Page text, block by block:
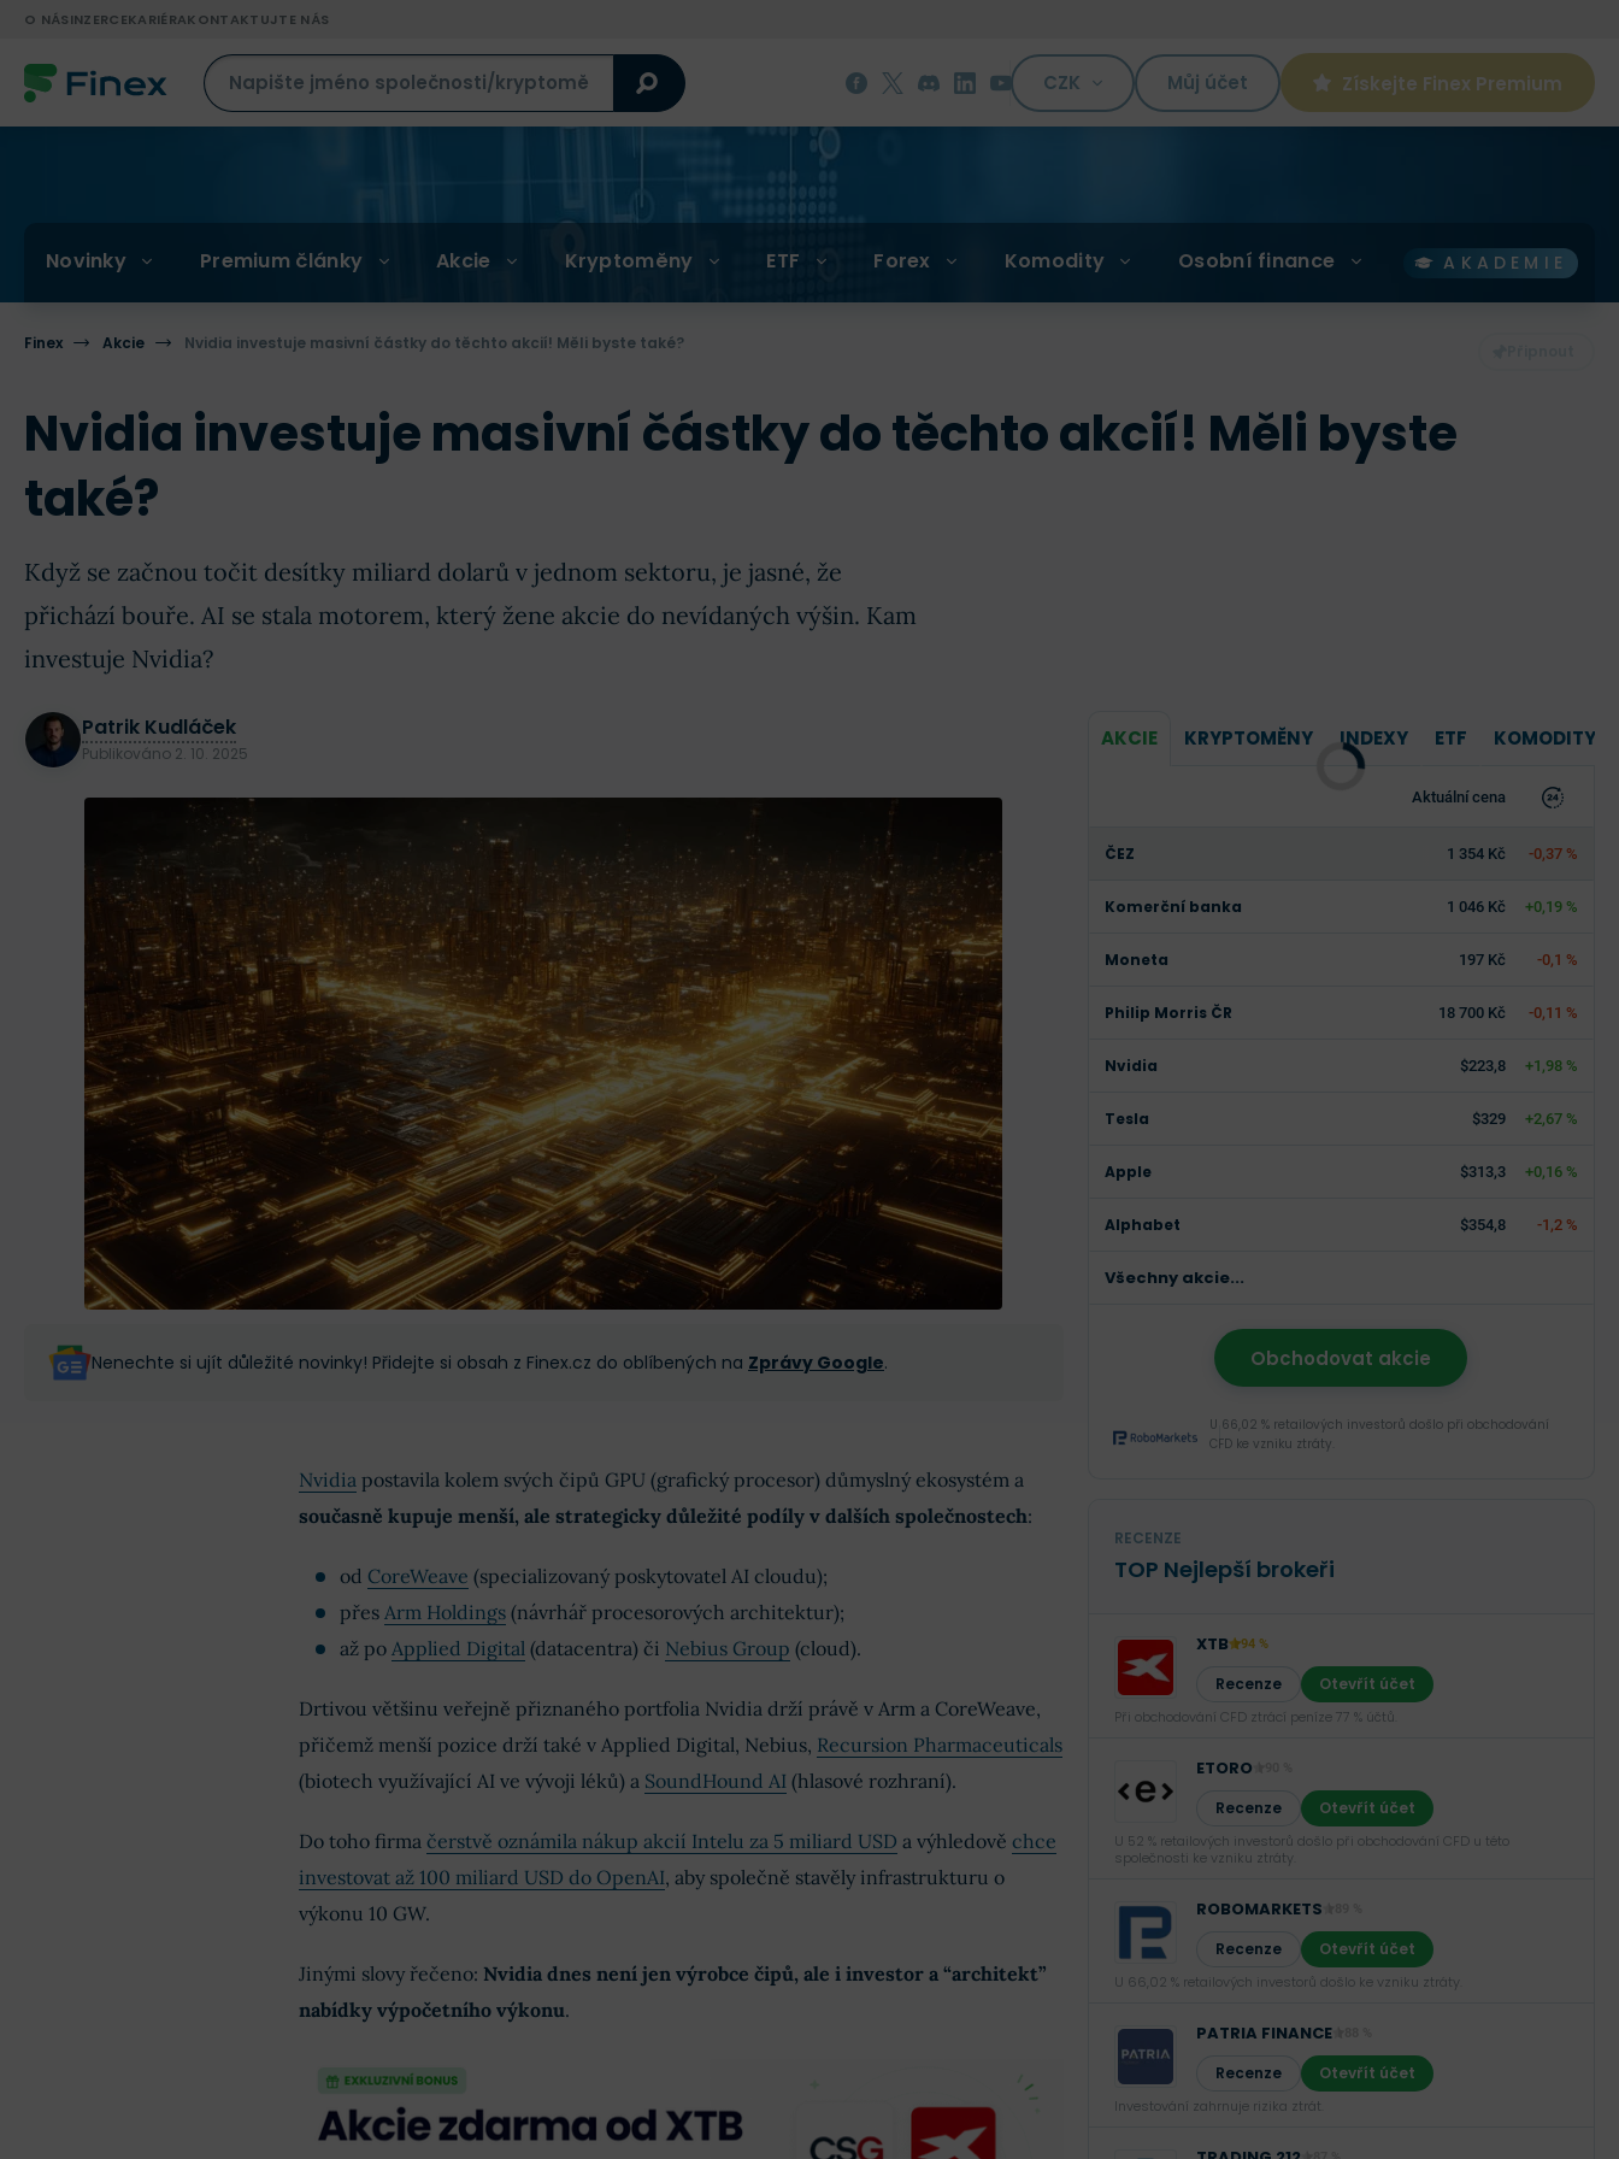
O NÁSINZERCEKARIÉRAKONTAKTUJTE NÁS
CZK Můj účet Získejte Finex Premium
Novinky Premium články Akcie Kryptoměny ETF Forex Komodity Osobní finance AKADEMIE
Finex Akcie Nvidia investuje masivní částky do těchto akcií! Měli byste také?
Nvidia investuje masivní částky do těchto akcií! Měli byste
také?
Když se začnou točit desítky miliard dolarů v jednom sektoru, je jasné, že
přichází bouře. AI se stala motorem, který žene akcie do nevídaných výšin. Kam
investuje Nvidia?
Patrik Kudláček
Publikováno 2. 10. 2025
Nenechte si ujít důležité novinky! Přidejte si obsah z Finex.cz do oblíbených na Zprávy Google.
Nvidiapostavila kolem svých čipů GPU (grafický procesor) důmyslný ekosystém a
současně kupuje menší, ale strategicky důležité podíly v dalších společnostech:
od CoreWeave (specializovaný poskytovatel AI cloudu);
přes Arm Holdings(návrhář procesorových architektur);
až po Applied Digital(datacentra) či Nebius Group (cloud).
Drtivou většinu veřejně přiznaného portfolia Nvidia drží právě v Arm a CoreWeave,
přičemž menší pozice drží také v Applied Digital, Nebius, Recursion Pharmaceuticals
(biotech využívající AI ve vývoji léků) a SoundHound AI(hlasové rozhraní).
Do toho firma čerstvě oznámila nákup akcií Intelu za 5 miliard USD a výhledově chce
investovat až 100 miliard USD do OpenAI, aby společně stavěly infrastrukturu o
výkonu 10 GW.
Jinými slovy řečeno: Nvidia dnes není jen výrobce čipů, ale i investor a “architekt”
nabídky výpočetního výkonu.
AKCIE KRYPTOMĚNY INDEXY ETF KOMODITY
Aktuální cena
ČEZ 1 354 Kč -0,37 %
Komerční banka 1 046 Kč +0,19 %
Moneta 197 Kč -0,1 %
Philip Morris ČR 18 700 Kč -0,11 %
Nvidia $223,8 +1,98 %
Tesla $329 +2,67 %
Apple $313,3 +0,16 %
Alphabet $354,8 -1,2 %
Všechny akcie...
Obchodovat akcie
U 66,02 % retailových investorů došlo při obchodování
CFD ke vzniku ztráty.
RECENZE
TOP Nejlepší brokeři
XTB 94 %
Recenze Otevřít účet
Při obchodování CFD ztrácí peníze 77 % účtů.
ETORO
Recenze Otevřít účet
U 52 % retailových investorů došlo při obchodování CFD u této
společnosti ke vzniku ztráty.
ROBOMARKETS
Recenze Otevřít účet
U 66,02 % retailových investorů došlo ke vzniku ztráty.
PATRIA FINANCE
Recenze Otevřít účet
Investování zahrnuje rizika ztrát.‎